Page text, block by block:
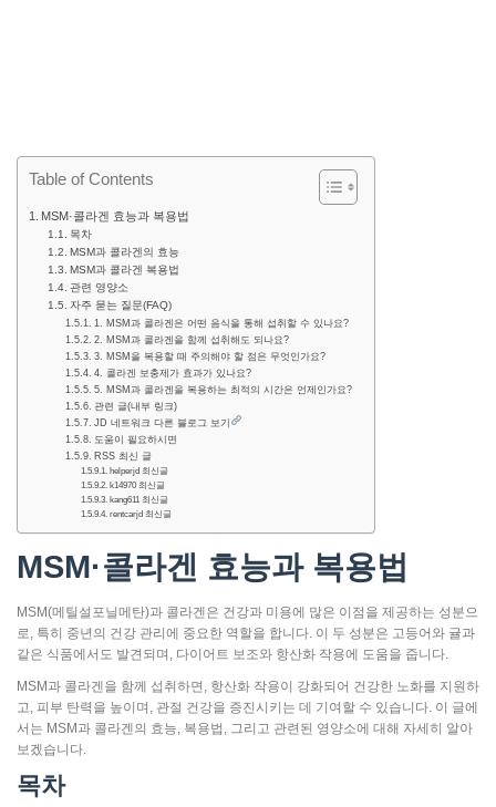
Table of Contents
MSM·콜라겐 효능과 복용법
목차
MSM과 콜라겐의 효능
MSM과 콜라겐 복용법
관련 영양소
자주 묻는 질문(FAQ)
1. MSM과 콜라겐은 어떤 음식을 통해 섭취할 수 있나요?
2. MSM과 콜라겐을 함께 섭취해도 되나요?
3. MSM을 복용할 때 주의해야 할 점은 무엇인가요?
4. 콜라겐 보충제가 효과가 있나요?
5. MSM과 콜라겐을 복용하는 최적의 시간은 언제인가요?
관련 글(내부 링크)
JD 네트워크 다른 블로그 보기
도움이 필요하시면
RSS 최신 글
helperjd 최신글
k14970 최신글
kang611 최신글
rentcarjd 최신글
MSM·콜라겐 효능과 복용법
MSM(메틸설포닐메탄)과 콜라겐은 건강과 미용에 많은 이점을 제공하는 성분으
로, 특히 중년의 건강 관리에 중요한 역할을 합니다. 이 두 성분은 고등어와 귤과
같은 식품에서도 발견되며, 다이어트 보조와 항산화 작용에 도움을 줍니다.
MSM과 콜라겐을 함께 섭취하면, 항산화 작용이 강화되어 건강한 노화를 지원하
고, 피부 탄력을 높이며, 관절 건강을 증진시키는 데 기여할 수 있습니다. 이 글에
서는 MSM과 콜라겐의 효능, 복용법, 그리고 관련된 영양소에 대해 자세히 알아
보겠습니다.
목차